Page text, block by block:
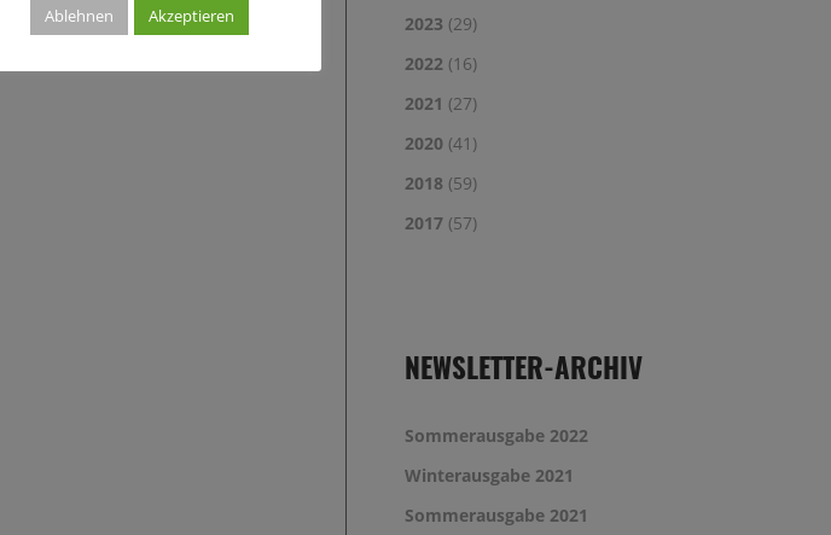
2023 (29)
2022 (16)
2021 (27)
2020 (41)
2018 (59)
2017 (57)
NEWSLETTER-ARCHIV
Sommerausgabe 2022
Winterausgabe 2021
Sommerausgabe 2021
Ablehnen Akzeptieren